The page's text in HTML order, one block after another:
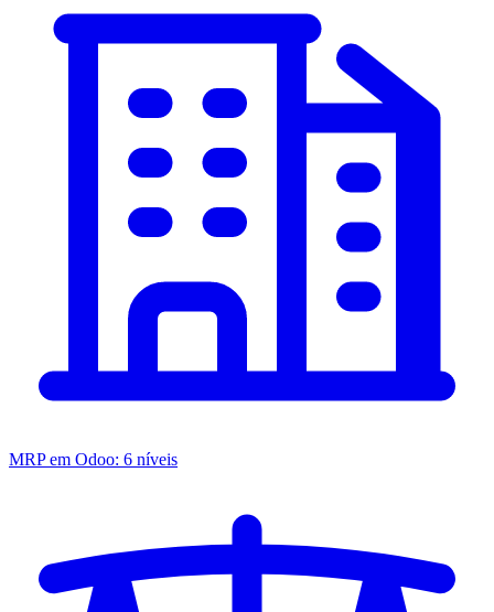
MRP em Odoo: 6 níveis